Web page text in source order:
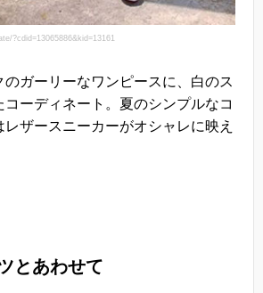
?cdid=13065886&kid=13161
のガーリーなワンピースに、白のス
コーディネート。夏のシンプルなコ
ザースニーカーがオシャレに映え
とあわせて